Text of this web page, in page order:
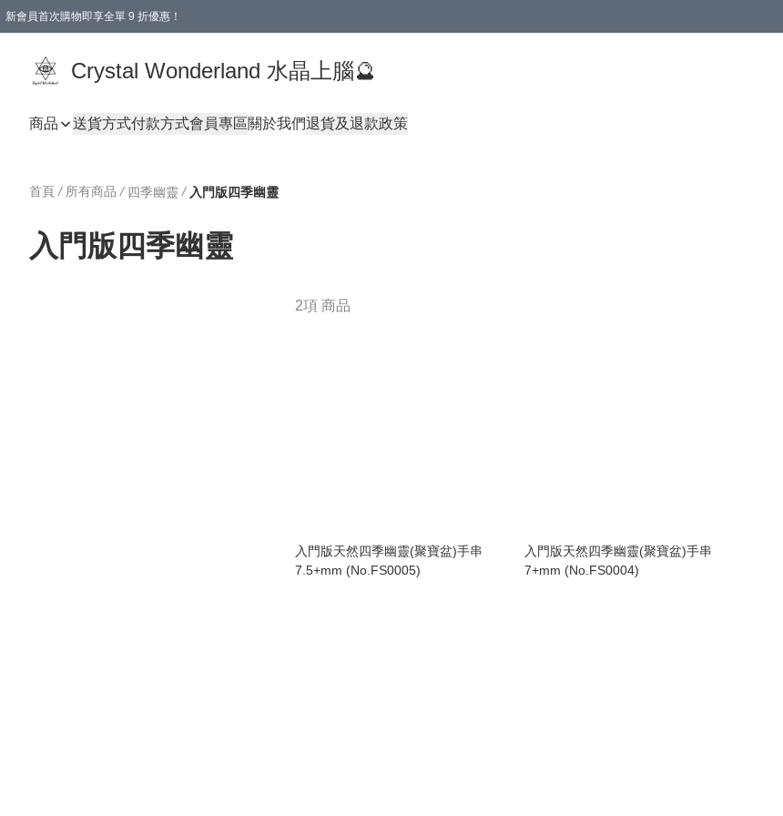
新會員首次購物即享全單 9 折優惠！
Crystal Wonderland 水晶上腦🔮
商品 送貨方式付款方式會員專區關於我們退貨及退款政策
首頁 / 所有商品 / 四季幽靈 / 入門版四季幽靈
入門版四季幽靈
2項 商品
入門版天然四季幽靈(聚寶盆)手串
7.5+mm (No.FS0005)
入門版天然四季幽靈(聚寶盆)手串
7+mm (No.FS0004)